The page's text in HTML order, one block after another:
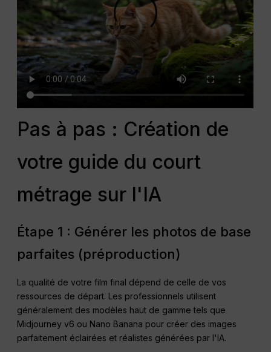
Pas à pas : Création de
votre guide du court
métrage sur l'IA
Étape 1 : Générer les photos de base
parfaites (préproduction)
La qualité de votre film final dépend de celle de vos
ressources de départ. Les professionnels utilisent
généralement des modèles haut de gamme tels que
Midjourney v6 ou Nano Banana pour créer des images
parfaitement éclairées et réalistes générées par l'IA.